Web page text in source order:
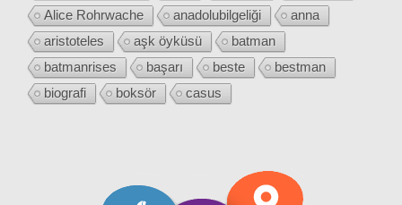
Alice Rohrwache
anadolubilgeliği
anna
aristoteles
aşk öyküsü
batman
batmanrises
başarı beste
bestman
biografi
boksör casus